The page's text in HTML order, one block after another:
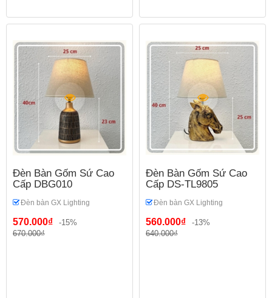
Đèn Bàn Gốm Sứ Cao
Cấp DBG010
Đèn bàn GX Lighting
570.000₫
-15%
670.000₫
Đèn Bàn Gốm Sứ Cao
Cấp DS-TL9805
Đèn bàn GX Lighting
560.000₫
-13%
640.000₫